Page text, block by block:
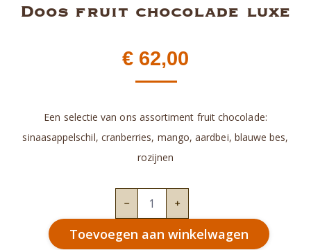
Doos fruit chocolade luxe
€62,00
Een selectie van ons assortiment fruit chocolade:
sinaasappelschil, cranberries, mango, aardbei, blauwe bes,
rozijnen
fruit
chocolade
Toevoegen aan winkelwagen